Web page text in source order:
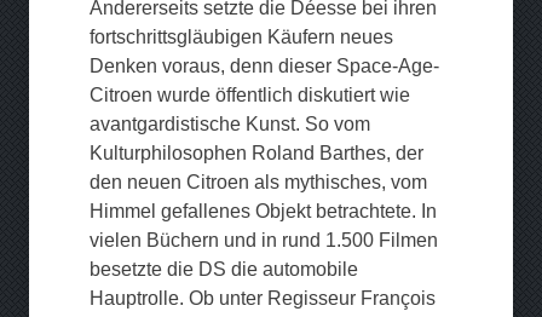
Andererseits setzte die Déesse bei ihren
fortschrittsgläubigen Käufern neues
Denken voraus, denn dieser Space-Age-
Citroen wurde öffentlich diskutiert wie
avantgardistische Kunst. So vom
Kulturphilosophen Roland Barthes, der
den neuen Citroen als mythisches, vom
Himmel gefallenes Objekt betrachtete. In
vielen Büchern und in rund 1.500 Filmen
besetzte die DS die automobile
Hauptrolle. Ob unter Regisseur François